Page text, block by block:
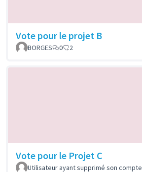
Vote pour le projet B
BORGES 0 2
Vote pour le Projet C
Utilisateur ayant supprimé son compte